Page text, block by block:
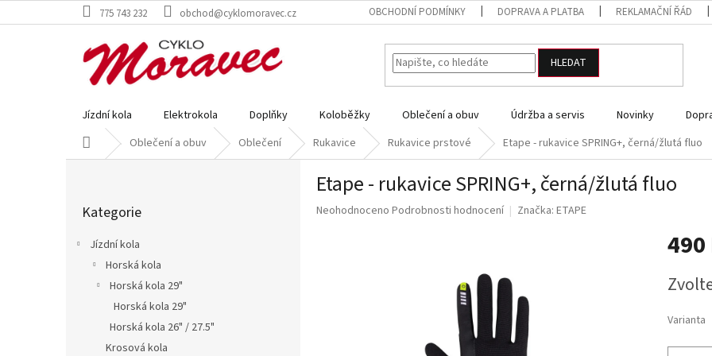
na
775 743 232 obchod@cyklomoravec.cz OBCHODNÍ PODMÍNKY DOPRAVA A PLATBA REKLAMAČNÍ ŘÁD
HLEDAT
Jízdní kola Elektrokola Doplňky Koloběžky Oblečení a obuv Údržba a servis Novinky
Domů Oblečení a obuv Oblečení Rukavice Rukavice prstové Etape - rukavice SPRING+, černá/žlutá fluo
kategorie
Kategorie
Jízdní kola
Horská kola
Horská kola 29"
Horská kola 29"
Horská kola 26" / 27.5"
Krosová kola
Etape - rukavice SPRING+, černá/žlutá fluo
Průměrné
Neohodnoceno Podrobnosti hodnocení Značka: ETAPE
490
cena:
Varianta